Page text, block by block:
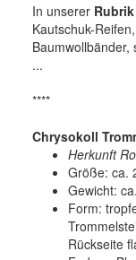
In unserer
Kautschuk-
...
****
Chrysokoll
Herkunft
Größe: ca.
Gewicht:
Form:
Rückseite